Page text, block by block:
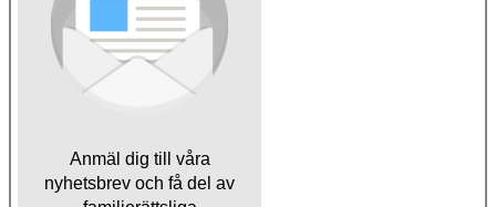
Anmäl dig till våra
nyhetsbrev och få del av